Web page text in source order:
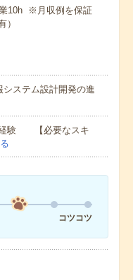
10h ※月収例を保証
）
ステム設計開発の進
経験 【必要なスキ
コツコツ